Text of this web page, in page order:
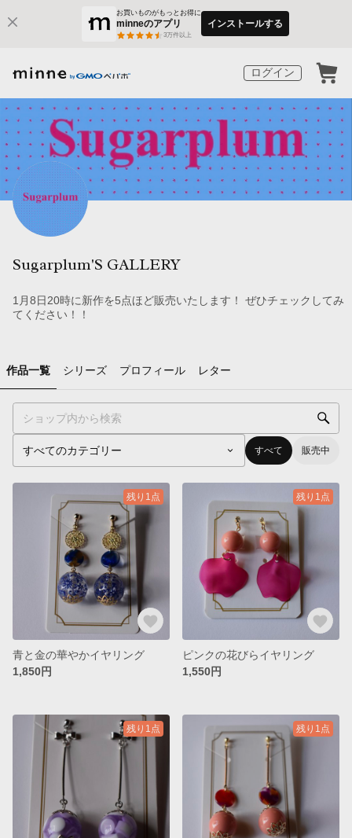
お買いものがもっとお得に
minneのアプリ
3万件以上
インストールする
ログイン
Sugarplum'S GALLERY
1月8日20時に新作を5点ほど販売いたします！ ぜひチェックしてみ
てください！！
作品一覧 シリーズ プロフィール レター
すべて 販売中
残り1点
青と金の華やかイヤリング
1,850円
残り1点
ピンクの花びらイヤリング
1,550円
残り1点 残り1点